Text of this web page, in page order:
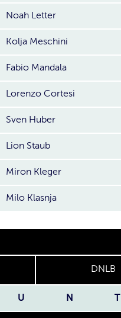
Noah Letter
Kolja Meschini
Fabio Mandala
Lorenzo Cortesi
Sven Huber
Lion Staub
Miron Kleger
Milo Klasnja
DNLB
U N T